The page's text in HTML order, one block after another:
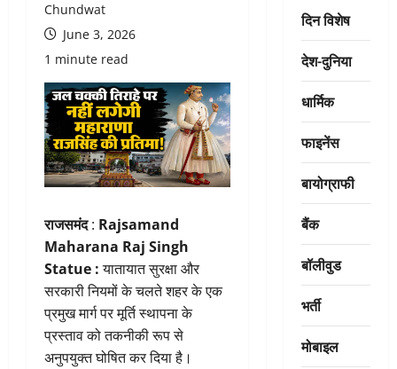
Chundwat
June 3, 2026
1 minute read
राजसमंद: Rajsamand
Maharana Raj Singh
Statue :यातायात सुरक्षा और
सरकारी नियमों के चलते शहर के एक
प्रमुख मार्ग पर मूर्ति स्थापना के
प्रस्ताव को तकनीकी रूप से
अनुपयुक्त घोषित कर दिया है।
दिन विशेष
देश-दुनिया
धार्मिक
फाइनेंस
बायोग्राफी
बैंक
बॉलीवुड
भर्ती
मोबाइल